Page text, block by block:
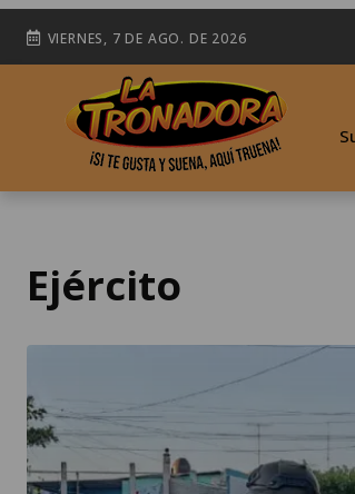
VIERNES, 7 DE AGO. DE 2026
Ejército